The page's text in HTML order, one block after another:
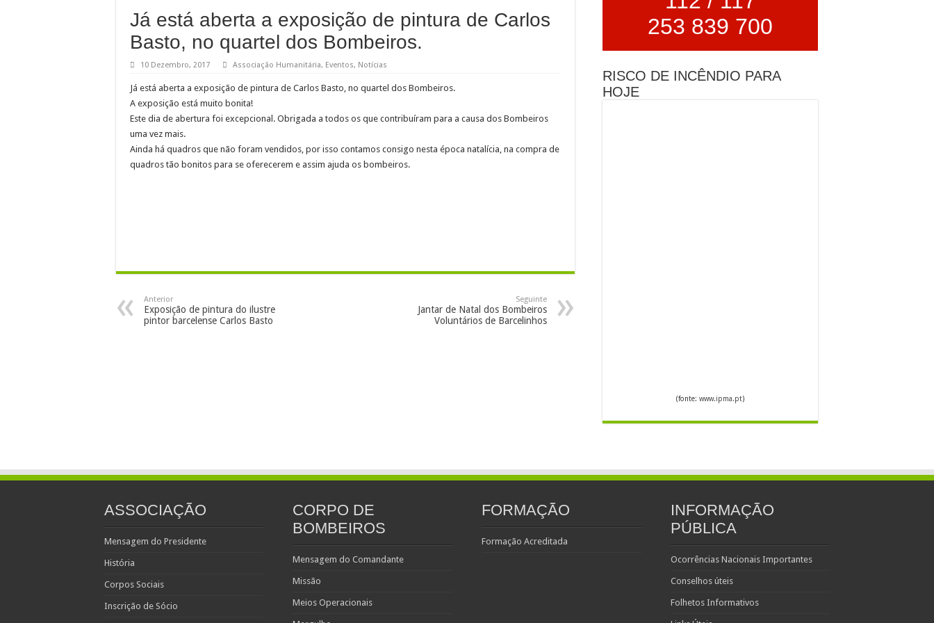
Uma iniciativa do Motor Clube de Barcelos
Participação de Falecimento
Participação de Falecimento
Participação de Falecimento
Já há vencedores para o concurso de desenho lançado às crianças do primeiro ciclo das escolas de Barcelos.
Já está aberta a exposição de pintura de Carlos
Basto, no quartel dos Bombeiros.
10 Dezembro, 2017 Associação Humanitária, Eventos, Notícias
Já está aberta a exposição de pintura de Carlos Basto, no quartel dos Bombeiros.
A exposição está muito bonita!
Este dia de abertura foi excepcional. Obrigada a todos os que contribuíram para a causa dos Bombeiros
uma vez mais.
Ainda há quadros que não foram vendidos, por isso contamos consigo nesta época natalícia, na compra de
quadros tão bonitos para se oferecerem e assim ajuda os bombeiros.
Anterior
Exposição de pintura do ilustre
pintor barcelense Carlos Basto
Seguinte
Jantar de Natal dos Bombeiros
Voluntários de Barcelinhos
253 839 700
RISCO DE INCÊNDIO PARA
HOJE
(fonte: www.ipma.pt)
ASSOCIAÇÃO
Mensagem do Presidente
História
Corpos Sociais
Inscrição de Sócio
CORPO DE
BOMBEIROS
Mensagem do Comandante
Missão
Meios Operacionais
FORMAÇÃO
Formação Acreditada
INFORMAÇÃO
PÚBLICA
Ocorrências Nacionais Importantes
Conselhos úteis
Folhetos Informativos